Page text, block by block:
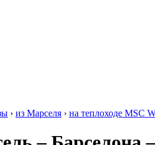
› из Марселя › на теплоходе MSC